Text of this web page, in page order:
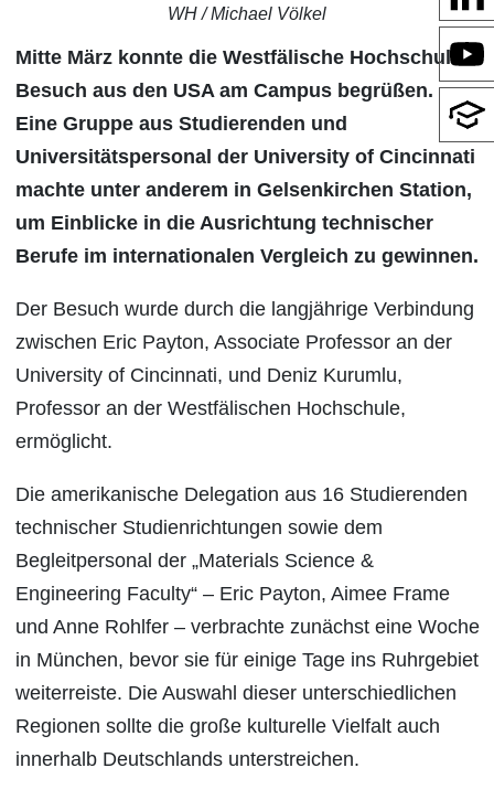
WH / Michael Völkel
Mitte März konnte die Westfälische Hochschule
Besuch aus den USA am Campus begrüßen.
Eine Gruppe aus Studierenden und
Universitätspersonal der University of Cincinnati
machte unter anderem in Gelsenkirchen Station,
um Einblicke in die Ausrichtung technischer
Berufe im internationalen Vergleich zu gewinnen.
Der Besuch wurde durch die langjährige Verbindung
zwischen Eric Payton, Associate Professor an der
University of Cincinnati, und Deniz Kurumlu,
Professor an der Westfälischen Hochschule,
ermöglicht.
Die amerikanische Delegation aus 16 Studierenden
technischer Studienrichtungen sowie dem
Begleitpersonal der „Materials Science &
Engineering Faculty“ – Eric Payton, Aimee Frame
und Anne Rohlfer – verbrachte zunächst eine Woche
in München, bevor sie für einige Tage ins Ruhrgebiet
weiterreiste. Die Auswahl dieser unterschiedlichen
Regionen sollte die große kulturelle Vielfalt auch
innerhalb Deutschlands unterstreichen.